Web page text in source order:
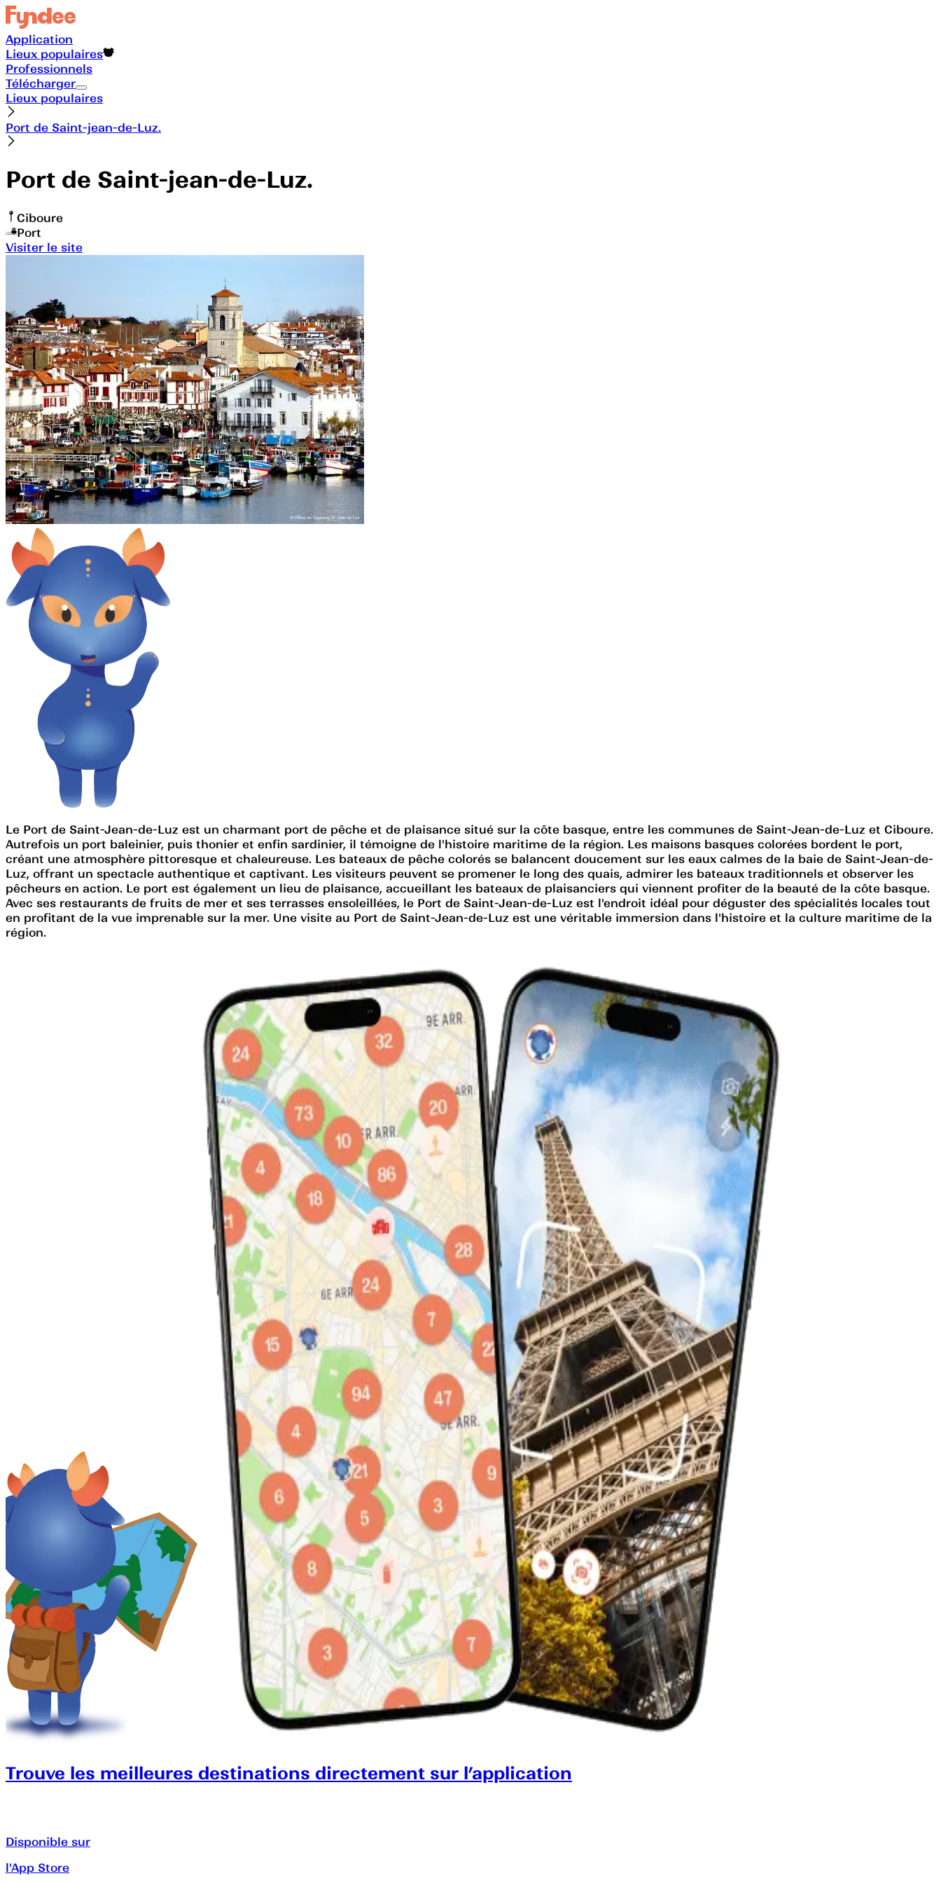
Application
Lieux populaires
Professionnels
Télécharger
Lieux populaires
Port de Saint-jean-de-Luz.
Port de Saint-jean-de-Luz.
Ciboure
Port
Visiter le site
Le Port de Saint-Jean-de-Luz est un charmant port de pêche et de plaisance situé sur la côte basque, entre les communes de Saint-Jean-de-Luz et Ciboure.
Autrefois un port baleinier, puis thonier et enfin sardinier, il témoigne de l'histoire maritime de la région. Les maisons basques colorées bordent le port,
créant une atmosphère pittoresque et chaleureuse. Les bateaux de pêche colorés se balancent doucement sur les eaux calmes de la baie de Saint-Jean-de-
Luz, offrant un spectacle authentique et captivant. Les visiteurs peuvent se promener le long des quais, admirer les bateaux traditionnels et observer les
pêcheurs en action. Le port est également un lieu de plaisance, accueillant les bateaux de plaisanciers qui viennent profiter de la beauté de la côte basque.
Avec ses restaurants de fruits de mer et ses terrasses ensoleillées, le Port de Saint-Jean-de-Luz est l'endroit idéal pour déguster des spécialités locales tout
en profitant de la vue imprenable sur la mer. Une visite au Port de Saint-Jean-de-Luz est une véritable immersion dans l'histoire et la culture maritime de la
région.
Trouve les meilleures destinations directement sur l’application
Disponible sur
l'App Store